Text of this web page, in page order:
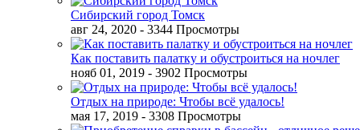
Сибирский город Томск
авг 24, 2020 - 3344 Просмотры
Как поставить палатку и обустроиться на ночлег
нояб 01, 2019 - 3902 Просмотры
Отдых на природе: Чтобы всё удалось!
мая 17, 2019 - 3308 Просмотры